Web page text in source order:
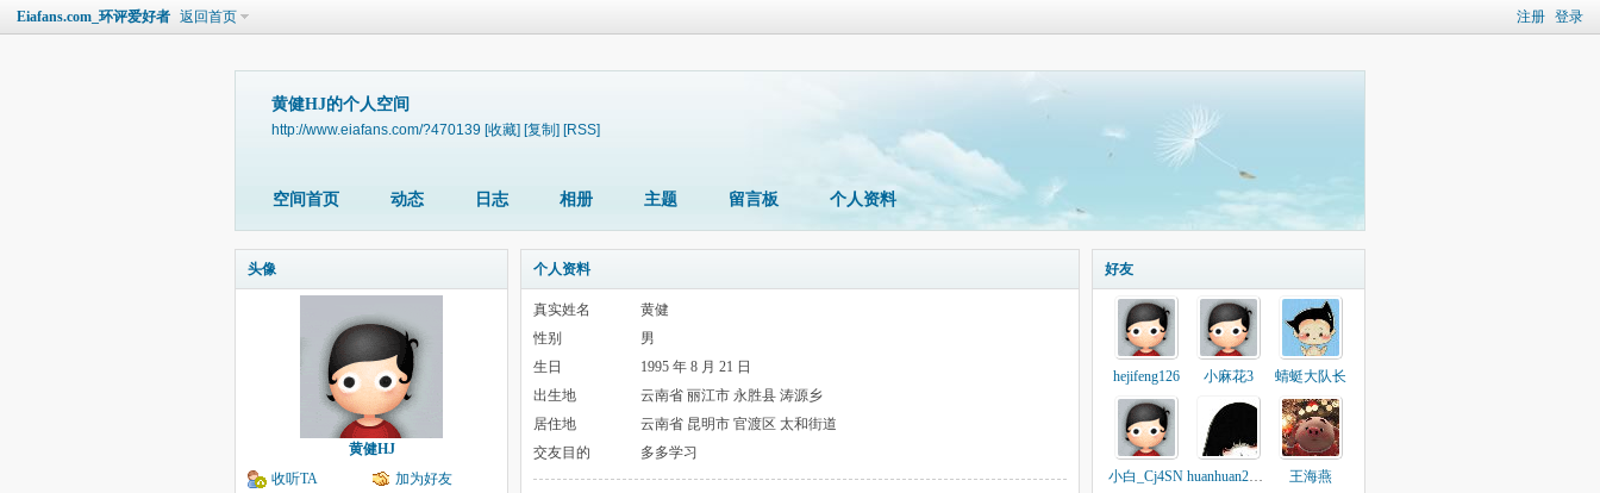
注册 登录
Eiafans.com_环评爱好者 返回首页
黄健HJ的个人空间
http://www.eiafans.com/?470139 [收藏] [复制] [RSS]
空间首页 动态 日志 相册 主题 留言板 个人资料
头像
黄健HJ
收听TA
加为好友
个人资料
真实姓名
黄健
性别
男
生日
1995 年 8 月 21 日
出生地
云南省 丽江市 永胜县 涛源乡
居住地
云南省 昆明市 官渡区 太和街道
交友目的
多多学习
好友
hejifeng126 小麻花3 蜻蜓大队长
小白_Cj4SN huanhuan2010 王海燕